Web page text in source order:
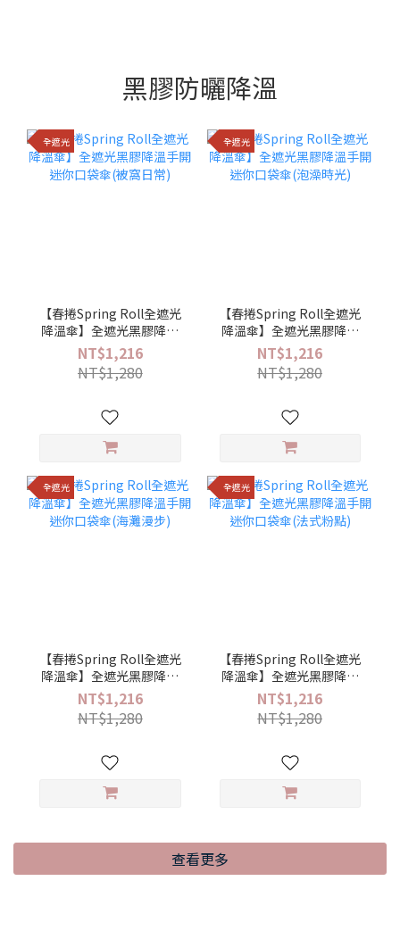
黑膠防曬降溫
全遮光
【春捲Spring Roll全遮光
降溫傘】全遮光黑膠降溫
手開迷你口袋傘(被窩日常)
NT$1,216
NT$1,280
全遮光
【春捲Spring Roll全遮光
降溫傘】全遮光黑膠降溫
手開迷你口袋傘(泡澡時光)
NT$1,216
NT$1,280
全遮光
【春捲Spring Roll全遮光
降溫傘】全遮光黑膠降溫
手開迷你口袋傘(海灘漫步)
NT$1,216
NT$1,280
全遮光
【春捲Spring Roll全遮光
降溫傘】全遮光黑膠降溫
手開迷你口袋傘(法式粉點)
NT$1,216
NT$1,280
查看更多